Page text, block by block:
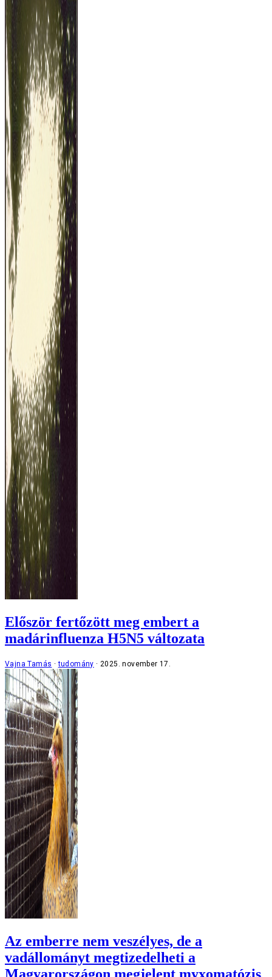
Először fertőzött meg embert a
madárinfluenza H5N5 változata
Vajna Tamás tudomány 2025. november 17.
Az emberre nem veszélyes, de a
vadállományt megtizedelheti a